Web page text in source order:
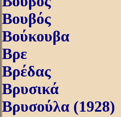
Βουβός
Βούκουβα
Βρε
Βρέδας
Βρυσικά
Βρυσούλα (1928)